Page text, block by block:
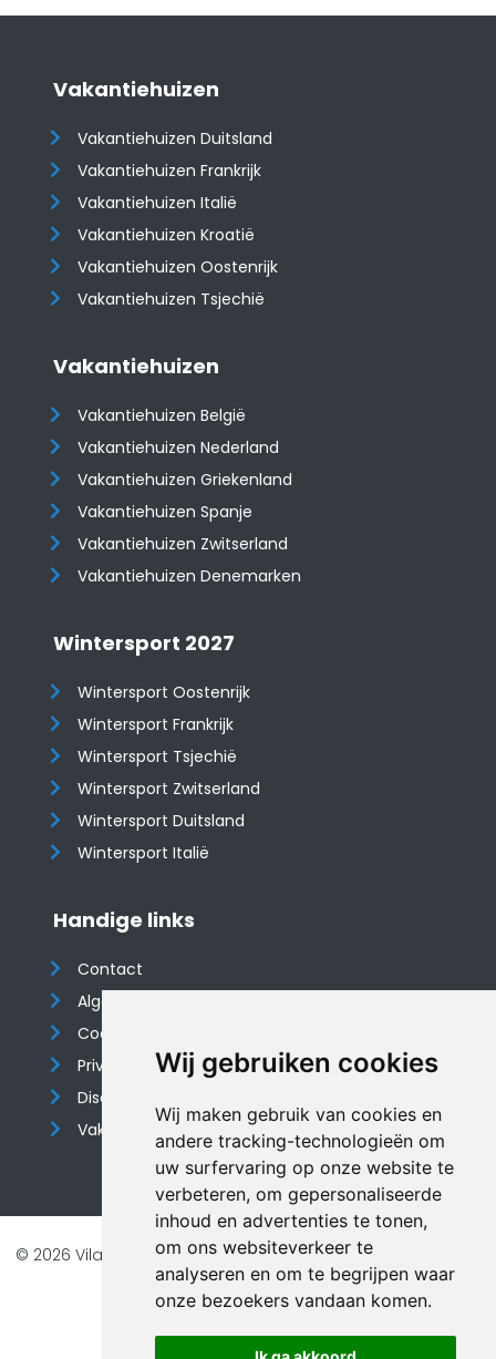
Wij gebruiken cookies
Wij maken gebruik van cookies en
andere tracking-technologieën om
uw surfervaring op onze website te
verbeteren, om gepersonaliseerde
inhoud en advertenties te tonen,
om ons websiteverkeer te
analyseren en om te begrijpen waar
onze bezoekers vandaan komen.
Vakantiehuizen
Vakantiehuizen Duitsland
Vakantiehuizen Frankrijk
Vakantiehuizen Italië
Vakantiehuizen Kroatië
​​​​​​​Vakantiehuizen Oostenrijk
Vakantiehuizen Tsjechië
Vakantiehuizen
Vakantiehuizen België
Vakantiehuizen Nederland
Vakantiehuizen Griekenland
Vakantiehuizen Spanje
​​​​​​​Vakantiehuizen Zwitserland
Vakantiehuizen Denemarken
Wintersport 2027
Wintersport Oostenrijk
Wintersport Frankrijk
Wintersport Tsjechië
Wintersport Zwitserland
Wintersport Duitsland
Wintersport Italië
Handige links
Contact
Algemene voorwaarden
Cookieverklaring
Privacyverklaring
Disclaimer
Vakantiehuis website
© 2026 Vilando Vakantiehuizen |Website door FalcoTravel
Veilig online betalen met